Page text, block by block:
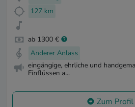
127 km
ab 1300 €
Anderer Anlass
eingängige, ehrliche und
Einflüssen a...
Zum Profil